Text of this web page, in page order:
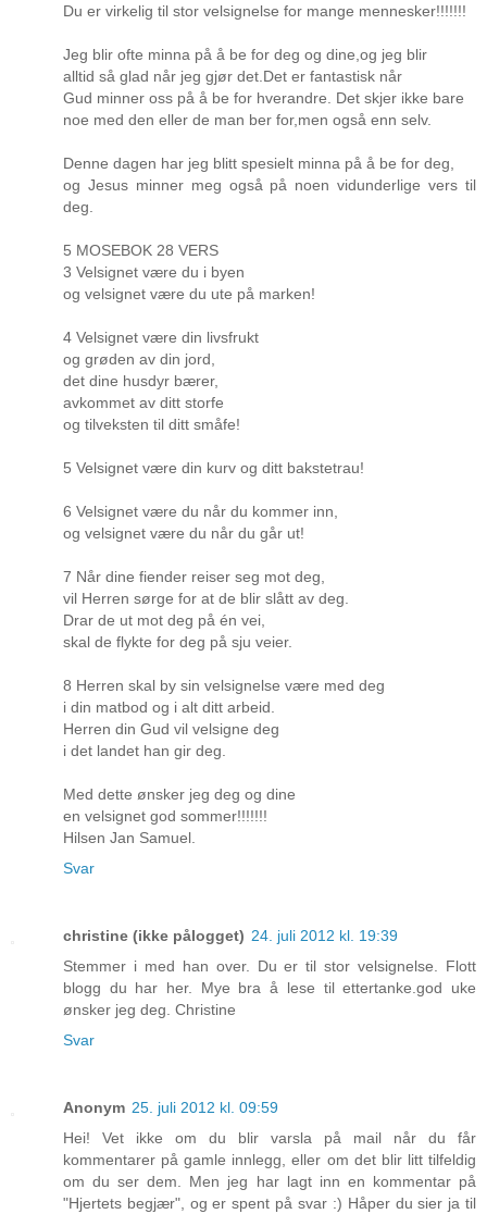
Du er virkelig til stor velsignelse for mange mennesker!!!!!!!
Jeg blir ofte minna på å be for deg og dine,og jeg blir
alltid så glad når jeg gjør det.Det er fantastisk når
Gud minner oss på å be for hverandre. Det skjer ikke bare
noe med den eller de man ber for,men også enn selv.
Denne dagen har jeg blitt spesielt minna på å be for deg,
og Jesus minner meg også på noen vidunderlige vers til
deg.
5 MOSEBOK 28 VERS
3 Velsignet være du i byen
og velsignet være du ute på marken!
4 Velsignet være din livsfrukt
og grøden av din jord,
det dine husdyr bærer,
avkommet av ditt storfe
og tilveksten til ditt småfe!
5 Velsignet være din kurv og ditt bakstetrau!
6 Velsignet være du når du kommer inn,
og velsignet være du når du går ut!
7 Når dine fiender reiser seg mot deg,
vil Herren sørge for at de blir slått av deg.
Drar de ut mot deg på én vei,
skal de flykte for deg på sju veier.
8 Herren skal by sin velsignelse være med deg
i din matbod og i alt ditt arbeid.
Herren din Gud vil velsigne deg
i det landet han gir deg.
Med dette ønsker jeg deg og dine
en velsignet god sommer!!!!!!!
Hilsen Jan Samuel.
Svar
christine (ikke pålogget) 24. juli 2012 kl. 19:39
Stemmer i med han over. Du er til stor velsignelse. Flott
blogg du har her. Mye bra å lese til ettertanke.god uke
ønsker jeg deg. Christine
Svar
Anonym 25. juli 2012 kl. 09:59
Hei! Vet ikke om du blir varsla på mail når du får
kommentarer på gamle innlegg, eller om det blir litt tilfeldig
om du ser dem. Men jeg har lagt inn en kommentar på
"Hjertets begjær", og er spent på svar :) Håper du sier ja til